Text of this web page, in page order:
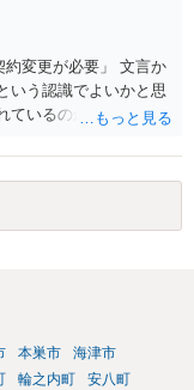
約変更が必要」 文言か
いう認識でよいかと思
ているのかが少し気に
予定しているとなる
合によっては、契約
いう危惧はありま
本巣市
海津市
輪之内町
安八町